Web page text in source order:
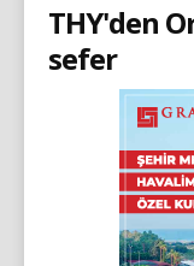
THY'den
sefer